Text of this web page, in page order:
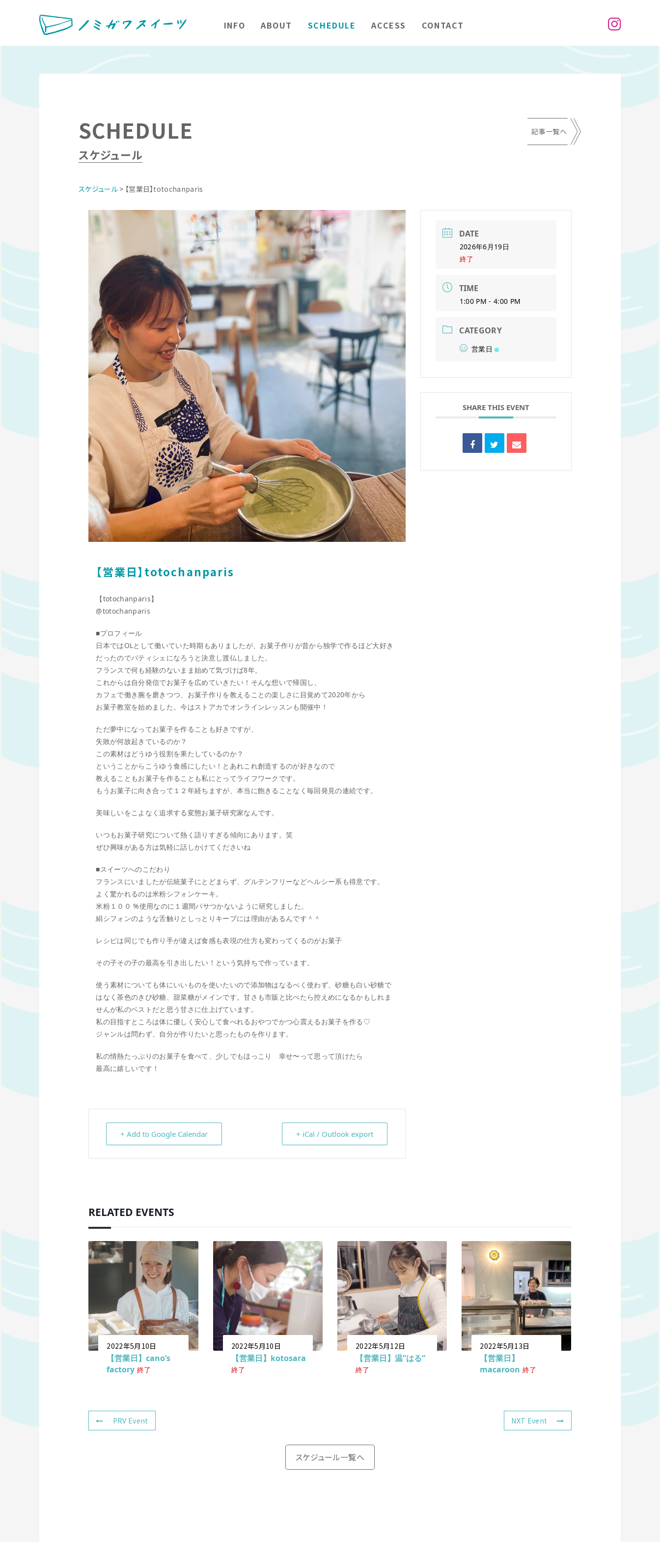
INFO ABOUT SCHEDULE ACCESS CONTACT
SCHEDULE
スケジュール
記事一覧へ
スケジュール> 【営業日】totochanparis
【営業日】totochanparis
【totochanparis】
@totochanparis
■プロフィール
日本ではOLとして働いていた時期もありましたが、お菓子作りが昔から独学で作るほど大好き
だったのでパティシェになろうと決意し渡仏しました。
フランスで何も経験のないまま始めて気づけば8年。
これからは自分発信でお菓子を広めていきたい！そんな想いで帰国し、
カフェで働き腕を磨きつつ、お菓子作りを教えることの楽しさに目覚めて2020年から
お菓子教室を始めました。今はストアカでオンラインレッスンも開催中！
ただ夢中になってお菓子を作ることも好きですが、
失敗が何故起きているのか？
この素材はどうゆう役割を果たしているのか？
ということからこうゆう食感にしたい！とあれこれ創造するのが好きなので
教えることもお菓子を作ることも私にとってライフワークです。
もうお菓子に向き合って１２年経ちますが、本当に飽きることなく毎回発見の連続です。
美味しいをこよなく追求する変態お菓子研究家なんです。
いつもお菓子研究について熱く語りすぎる傾向にあります。笑
ぜひ興味がある方は気軽に話しかけてくださいね
■スイーツへのこだわり
フランスにいましたが伝統菓子にとどまらず、グルテンフリーなどヘルシー系も得意です。
よく驚かれるのは米粉シフォンケーキ。
米粉１００ %使用なのに１週間パサつかないように研究しました。
絹シフォンのような舌触りとしっとりキープには理由があるんです＾＾
レシピは同じでも作り手が違えば食感も表現の仕方も変わってくるのがお菓子
その子その子の最高を引き出したい！という気持ちで作っています。
使う素材についても体にいいものを使いたいので添加物はなるべく使わず、砂糖も白い砂糖で
はなく茶色のきび砂糖、甜菜糖がメインです。甘さも市販と比べたら控えめになるかもしれま
せんが私のベストだと思う甘さに仕上げています。
私の目指すところは体に優しく安心して食べれるおやつでかつ心震えるお菓子を作る♡
ジャンルは問わず、自分が作りたいと思ったものを作ります。
私の情熱たっぷりのお菓子を食べて、少しでもほっこり 幸せ〜って思って頂けたら
最高に嬉しいです！
+ Add to Google Calendar + iCal / Outlook export
DATE
2026年6月19日
終了
TIME
1:00 PM - 4:00 PM
CATEGORY
営業日
SHARE THIS EVENT
RELATED EVENTS
2022年5月10日
【営業日】cano’s
factory 終了
2022年5月10日
【営業日】kotosara
終了
2022年5月12日
【営業日】温”はる”
終了
2022年5月13日
【営業日】
macaroon 終了
PRV Event NXT Event
スケジュール一覧へ